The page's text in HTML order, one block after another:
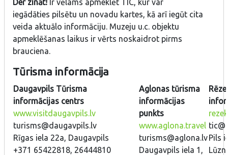
Der zināt! Ir vēlams apmeklēt TIC, kur var
iegādāties pilsētu un novadu kartes, kā arī iegūt cita
veida aktuālo informāciju. Muzeju u.c. objektu
apmeklēšanas laikus ir vērts noskaidrot pirms
brauciena.
Tūrisma informācija
Daugavpils Tūrisma
informācijas centrs
www.visitdaugavpils.lv
turisms@daugavpils.lv
Rīgas iela 22a, Daugavpils
+371 65422818, 26444810
Aglonas tūrisma
informācijas
punkts
www.aglona.travel
turisms@aglona.lv
Daugavpils iela 1,
Pils